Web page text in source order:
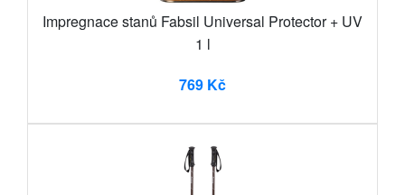
Impregnace stanů Fabsil Universal Protector + UV
1 l
769 Kč